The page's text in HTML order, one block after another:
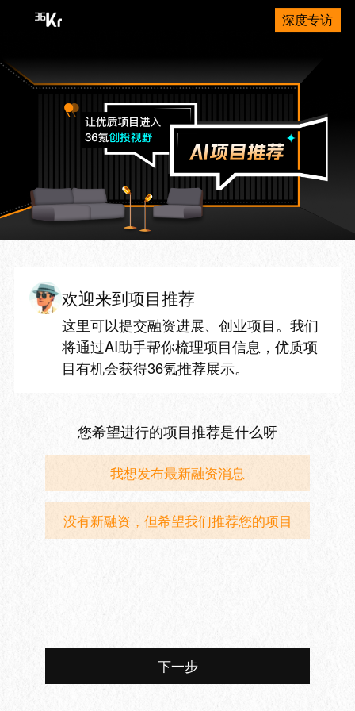
深度专访
欢迎来到项目推荐
这里可以提交融资进展、创业项目。我们
将通过AI助手帮你梳理项目信息，优质项
目有机会获得36氪推荐展示。
您希望进行的项目推荐是什么呀
我想发布最新融资消息
没有新融资，但希望我们推荐您的项目
下一步